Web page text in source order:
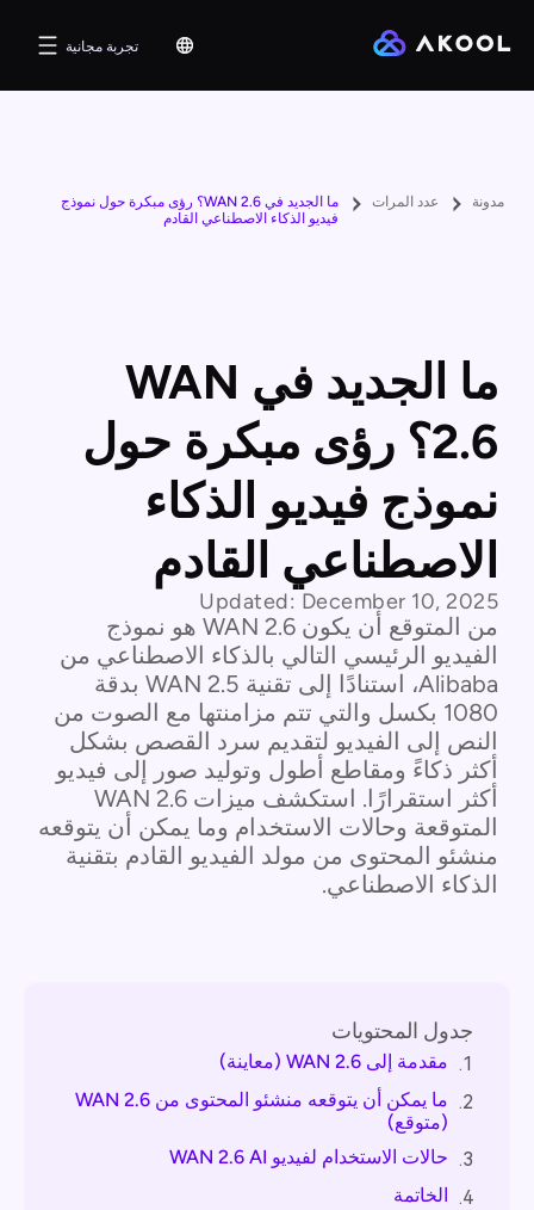
تجربة مجانية
مدونة عدد المرات
ما الجديد في WAN 2.6؟ رؤى مبكرة حول نموذج
فيديو الذكاء الاصطناعي القادم
ما الجديد في WAN
2.6؟ رؤى مبكرة حول
نموذج فيديو الذكاء
الاصطناعي القادم
Updated: December 10, 2025
من المتوقع أن يكون WAN 2.6 هو نموذج
الفيديو الرئيسي التالي بالذكاء الاصطناعي من
Alibaba، استنادًا إلى تقنية WAN 2.5 بدقة
1080 بكسل والتي تتم مزامنتها مع الصوت من
النص إلى الفيديو لتقديم سرد القصص بشكل
أكثر ذكاءً ومقاطع أطول وتوليد صور إلى فيديو
أكثر استقرارًا. استكشف ميزات WAN 2.6
المتوقعة وحالات الاستخدام وما يمكن أن يتوقعه
منشئو المحتوى من مولد الفيديو القادم بتقنية
الذكاء الاصطناعي.
جدول المحتويات
1.
مقدمة إلى WAN 2.6 (معاينة)
2.
ما يمكن أن يتوقعه منشئو المحتوى من WAN 2.6
(متوقع)
3.
حالات الاستخدام لفيديو WAN 2.6 AI
4.
الخاتمة